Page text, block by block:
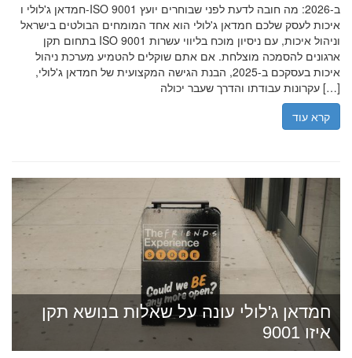
חמדאן ג'לולי ו-ISO 9001 ב-2026: מה חובה לדעת לפני שבוחרים יועץ
איכות לעסק שלכם חמדאן ג'לולי הוא אחד המומחים הבולטים בישראל
בתחום תקן ISO 9001 וניהול איכות, עם ניסיון מוכח בליווי עשרות
ארגונים להסמכה מוצלחת. אם אתם שוקלים להטמיע מערכת ניהול
איכות בעסקכם ב-2025, הבנת הגישה המקצועית של חמדאן ג'לולי,
עקרונות עבודתו והדרך שעבר יכולה […]
קרא עוד
חמדאן ג'לולי עונה על שאלות בנושא תקן
איזו 9001